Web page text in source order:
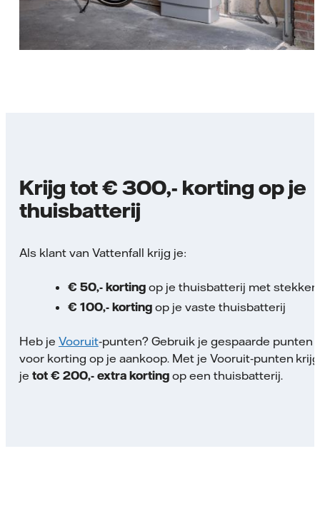
Krijg tot € 300,- korting op je
thuisbatterij
Als klant van Vattenfall krijg je:
€ 50,- kortingop je thuisbatterij met stekker
€ 100,- kortingop je vaste thuisbatterij
Heb je Vooruit‑punten? Gebruik je gespaarde punten
voor korting op je aankoop. Met je Vooruit‑punten krijg
je tot € 200,- extra korting op een thuisbatterij.